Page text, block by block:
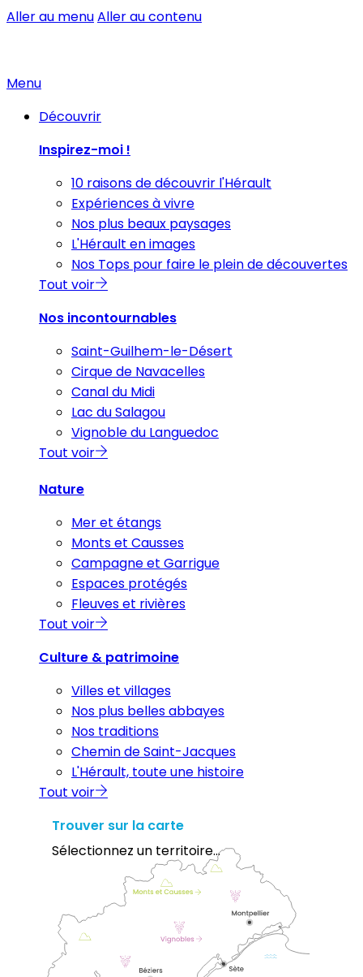
Aller au menuAller au contenu
Menu
Découvrir
Inspirez-moi !
10 raisons de découvrir l'Hérault
Expériences à vivre
Nos plus beaux paysages
L'Hérault en images
Nos Tops pour faire le plein de découvertes
Tout voir
Nos incontournables
Saint-Guilhem-le-Désert
Cirque de Navacelles
Canal du Midi
Lac du Salagou
Vignoble du Languedoc
Tout voir
Nature
Mer et étangs
Monts et Causses
Campagne et Garrigue
Espaces protégés
Fleuves et rivières
Tout voir
Culture & patrimoine
Villes et villages
Nos plus belles abbayes
Nos traditions
Chemin de Saint-Jacques
L'Hérault, toute une histoire
Tout voir
Trouver sur la carte
Sélectionnez un territoire...